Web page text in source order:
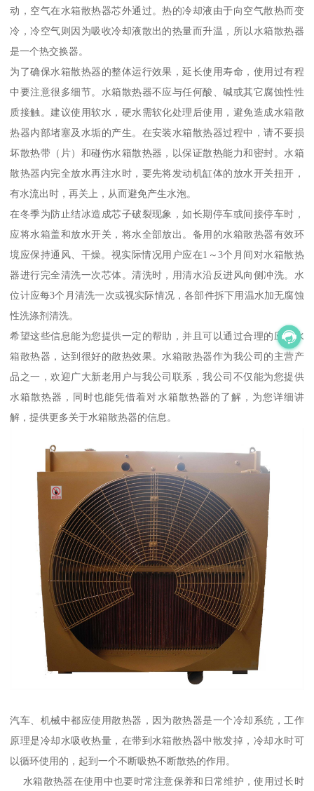
动，空气在水箱散热器芯外通过。热的冷却液由于向空气散热而变
冷，冷空气则因为吸收冷却液散出的热量而升温，所以水箱散热器
是一个热交换器。
为了确保水箱散热器的整体运行效果，延长使用寿命，使用过有程
中要注意很多细节。水箱散热器不应与任何酸、碱或其它腐蚀性性
质接触。建议使用软水，硬水需软化处理后使用，避免造成水箱散
热器内部堵塞及水垢的产生。在安装水箱散热器过程中，请不要损
坏散热带（片）和碰伤水箱散热器，以保证散热能力和密封。水箱
散热器内完全放水再注水时，要先将发动机缸体的放水开关扭开，
有水流出时，再关上，从而避免产生水泡。
在冬季为防止结冰造成芯子破裂现象，如长期停车或间接停车时，
应将水箱盖和放水开关，将水全部放出。备用的水箱散热器有效环
境应保持通风、干燥。视实际情况用户应在1～3个月间对水箱散热
器进行完全清洗一次芯体。清洗时，用清水沿反进风向侧冲洗。水
位计应每3个月清洗一次或视实际情况，各部件拆下用温水加无腐蚀
性洗涤剂清洗。
希望这些信息能为您提供一定的帮助，并且可以通过合理的应用水
箱散热器，达到很好的散热效果。水箱散热器作为我公司的主营产
品之一，欢迎广大新老用户与我公司联系，我公司不仅能为您提供
水箱散热器，同时也能凭借着对水箱散热器的了解，为您详细讲
解，提供更多关于水箱散热器的信息。
汽车、机械中都应使用散热器，因为散热器是一个冷却系统，工作
原理是冷却水吸收热量，在带到水箱散热器中散发掉，冷却水时可
以循环使用的，起到一个不断吸热不断散热的作用。
水箱散热器在使用中也要时常注意保养和日常维护，使用过长时